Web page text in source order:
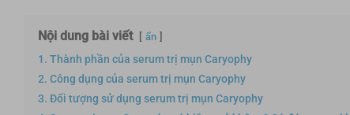
Nội dung bài viết ẩn
1. Thành phần của serum trị mụn Caryophy
2. Công dụng của serum trị mụn Caryophy
3. Đối tượng sử dụng serum trị mụn Caryophy